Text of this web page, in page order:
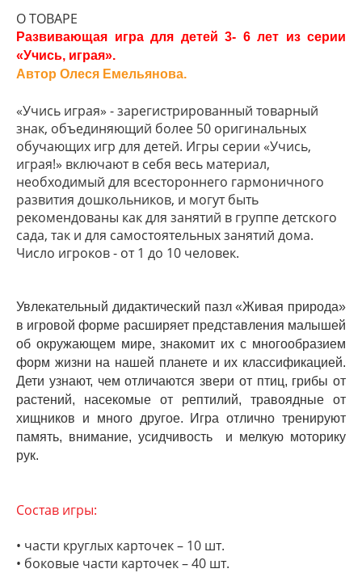
О ТОВАРЕ
Развивающая игра для детей 3- 6 лет из серии
«Учись, играя».
Автор Олеся Емельянова.
«Учись играя» - зарегистрированный товарный
знак, объединяющий более 50 оригинальных
обучающих игр для детей. Игры серии «Учись,
играя!» включают в себя весь материал,
необходимый для всестороннего гармоничного
развития дошкольников, и могут быть
рекомендованы как для занятий в группе детского
сада, так и для самостоятельных занятий дома.
Число игроков - от 1 до 10 человек.
Увлекательный дидактический пазл «Живая природа»
в игровой форме расширяет представления малышей
об окружающем мире, знакомит их с многообразием
форм жизни на нашей планете и их классификацией.
Дети узнают, чем отличаются звери от птиц, грибы от
растений, насекомые от рептилий, травоядные от
хищников и много другое. Игра отлично тренируют
память, внимание, усидчивость и мелкую моторику
рук.
Состав игры:
• части круглых карточек – 10 шт.
• боковые части карточек – 40 шт.